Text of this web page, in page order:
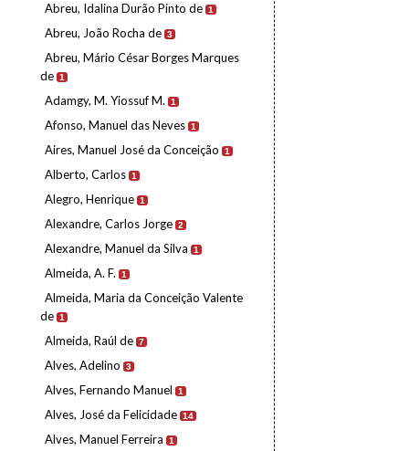
Abreu, Idalina Durão Pinto de 1
Abreu, João Rocha de 3
Abreu, Mário César Borges Marques
de 1
Adamgy, M. Yiossuf M. 1
Afonso, Manuel das Neves 1
Aires, Manuel José da Conceição 1
Alberto, Carlos 1
Alegro, Henrique 1
Alexandre, Carlos Jorge 2
Alexandre, Manuel da Silva 1
Almeida, A. F. 1
Almeida, Maria da Conceição Valente
de 1
Almeida, Raúl de 7
Alves, Adelino 3
Alves, Fernando Manuel 1
Alves, José da Felicidade 14
Alves, Manuel Ferreira 1